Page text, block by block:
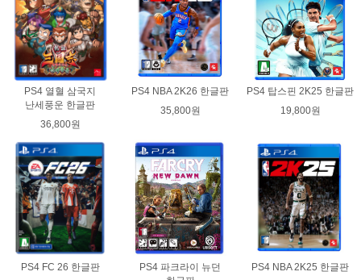
PS4 열혈 삼국지
난세풍운 한글판
36,800원
PS4 NBA 2K26 한글판
35,800원
PS4 탑스핀 2K25 한글판
19,800원
PS4 FC 26 한글판
PS4 파크라이 뉴던
PS4 NBA 2K25 한글판